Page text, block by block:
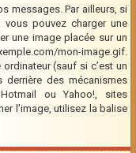
messages. Par ailleurs, si
vous pouvez charger une
une image placée sur un
mon-image.gif.
(sauf si c’est un
des mécanismes
ou Yahoo!, sites
l’image, utilisez la balise